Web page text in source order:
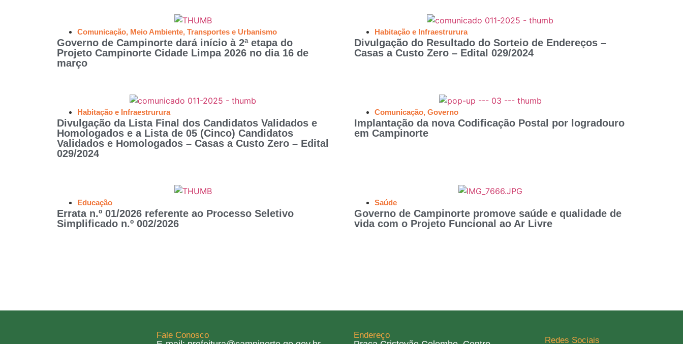
Comunicação, Meio Ambiente, Transportes e Urbanismo
Governo de Campinorte dará início à 2ª etapa do
Projeto Campinorte Cidade Limpa 2026 no dia 16 de
março
Habitação e Infraestrurura
Divulgação do Resultado do Sorteio de Endereços –
Casas a Custo Zero – Edital 029/2024
Habitação e Infraestrurura
Divulgação da Lista Final dos Candidatos Validados e
Homologados e a Lista de 05 (Cinco) Candidatos
Validados e Homologados – Casas a Custo Zero – Edital
029/2024
Comunicação, Governo
Implantação da nova Codificação Postal por logradouro
em Campinorte
Educação
Errata n.º 01/2026 referente ao Processo Seletivo
Simplificado n.º 002/2026
Saúde
Governo de Campinorte promove saúde e qualidade de
vida com o Projeto Funcional ao Ar Livre
Fale Conosco Endereço
Redes Sociais